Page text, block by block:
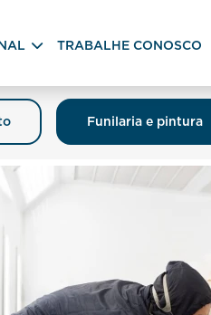
TRABALHE CONOSCO
Funilaria e pintura